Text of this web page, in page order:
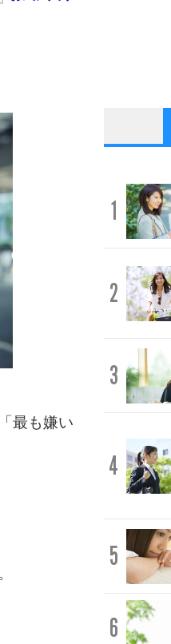
最も嫌い
1
2
3
4
5
6